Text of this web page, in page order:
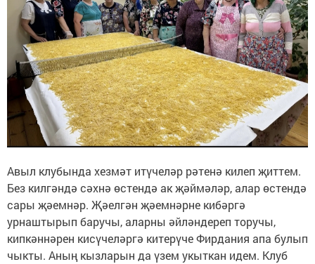
Авыл клубында хезмәт итүчеләр рәтенә килеп җиттем.
Без килгәндә сәхнә өстендә ак җәймәләр, алар өстендә
сары җәемнәр. Җәелгән җәемнәрне кибәргә
урнаштырып баручы, аларны әйләндереп торучы,
кипкәннәрен кисүчеләргә китерүче Фирдания апа булып
чыкты. Аның кызларын да үзем укыткан идем. Клуб